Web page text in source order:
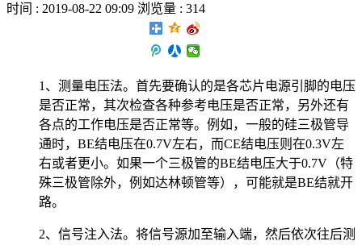
时间 : 2019-08-22 09:09 浏览量 : 314
1、测量电压法。首先要确认的是各芯片电源引脚的电压
是否正常，其次检查各种参考电压是否正常，另外还有
各点的工作电压是否正常等。例如，一般的硅三极管导
通时，BE结电压在0.7V左右，而CE结电压则在0.3V左
右或者更小。如果一个三极管的BE结电压大于0.7V（特
殊三极管除外，例如达林顿管等），可能就是BE结就开
路。
2、信号注入法。将信号源加至输入端，然后依次往后测